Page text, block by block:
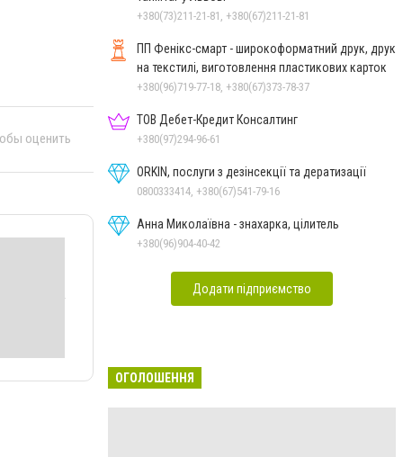
оценить
+380(73)211-21-81, +380(67)211-21-81
ПП Фенікс-смарт - широкоформатний друк, друк
на текстилі, виготовлення пластикових карток
+380(96)719-77-18, +380(67)373-78-37
ТОВ Дебет-Кредит Консалтинг
+380(97)294-96-61
ORKIN, послуги з дезінсекції та дератизації
0800333414, +380(67)541-79-16
Анна Миколаївна - знахарка, цілитель
+380(96)904-40-42
Додати підприємство
ОГОЛОШЕННЯ